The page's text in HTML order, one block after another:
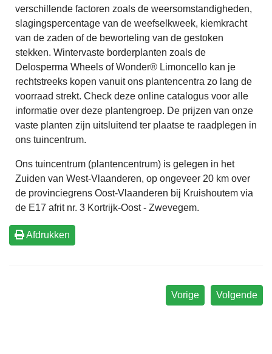
verschillende factoren zoals de weersomstandigheden,
slagingspercentage van de weefselkweek, kiemkracht
van de zaden of de beworteling van de gestoken
stekken. Wintervaste borderplanten zoals de
Delosperma Wheels of Wonder® Limoncello kan je
rechtstreeks kopen vanuit ons plantencentra zo lang de
voorraad strekt. Check deze online catalogus voor alle
informatie over deze plantengroep. De prijzen van onze
vaste planten zijn uitsluitend ter plaatse te raadplegen in
ons tuincentrum.
Ons tuincentrum (plantencentrum) is gelegen in het
Zuiden van West-Vlaanderen, op ongeveer 20 km over
de provinciegrens Oost-Vlaanderen bij Kruishoutem via
de E17 afrit nr. 3 Kortrijk-Oost - Zwevegem.
Afdrukken
Volgende
Vorige